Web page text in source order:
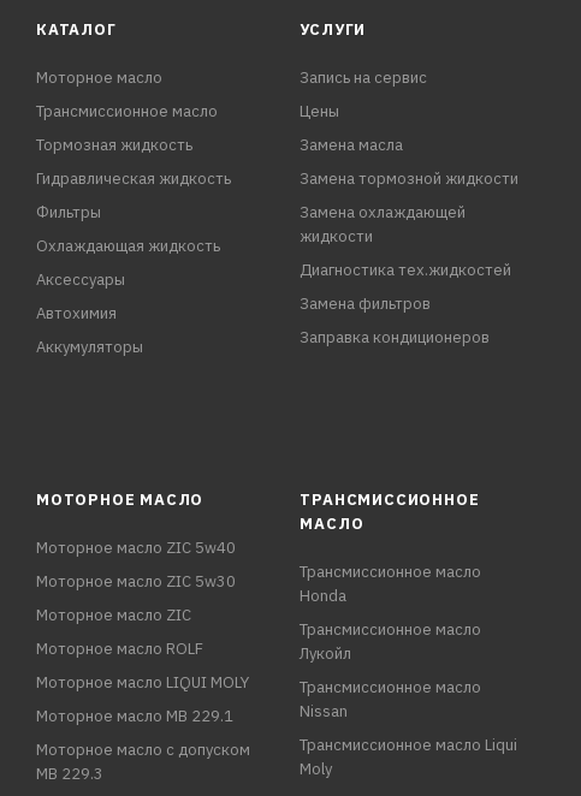
КАТАЛОГ
Моторное масло
Трансмиссионное масло
Тормозная жидкость
Гидравлическая жидкость
Фильтры
Охлаждающая жидкость
Аксессуары
Автохимия
Аккумуляторы
УСЛУГИ
Запись на сервис
Цены
Замена масла
Замена тормозной жидкости
Замена охлаждающей
жидкости
Диагностика тех.жидкостей
Замена фильтров
Заправка кондиционеров
МОТОРНОЕ МАСЛО
Моторное масло ZIC 5w40
Моторное масло ZIC 5w30
Моторное масло ZIC
Моторное масло ROLF
Моторное масло LIQUI MOLY
Моторное масло MB 229.1
Моторное масло с допуском
MB 229.3
ТРАНСМИССИОННОЕ
МАСЛО
Трансмиссионное масло
Honda
Трансмиссионное масло
Лукойл
Трансмиссионное масло
Nissan
Трансмиссионное масло Liqui
Moly